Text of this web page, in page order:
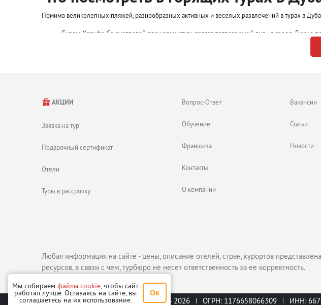
Помимо великолепных пляжей, разнообразных активных и веселых развлечений в турах в
Бурдж-Халифа. Со смотровой площадки открывается потрясающий вид на город. Лучше
Старый город.
АКЦИИ
Заявка на тур
Подарочный сертификат
Отели
Туры в рассрочку
Вопрос-Ответ
Обучение
Франшиза
Контакты
О компании
Вакансии
Статьи
Новости
Любая информация на сайте - цены, описание отелей, стран, курортов
ресурсов, в связи с чем, турбюро не несет ответственность за ее корректность.
© ООО «Мой горящий тур - Екб», 2010 - 2026 ОГРН: 1176658066309 ИНН:
Мы собираем файлы cookie, чтобы сайт
работал лучше. Оставаясь на сайте, вы
соглашаетесь на их использование.
Ок